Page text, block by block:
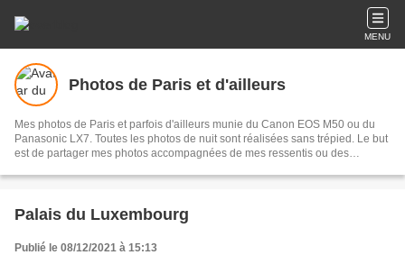
MENU
Photos de Paris et d'ailleurs
Mes photos de Paris et parfois d'ailleurs munie du Canon EOS M50 ou du
Panasonic LX7. Toutes les photos de nuit sont réalisées sans trépied. Le but
est de partager mes photos accompagnées de mes ressentis ou des
Palais du Luxembourg
Publié le 08/12/2021 à 15:13